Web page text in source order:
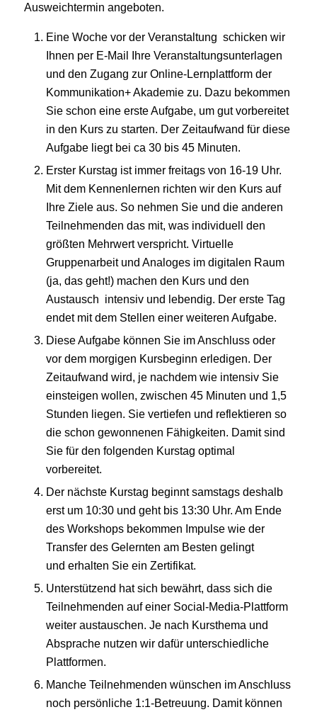
Ausweichtermin angeboten.
Eine Woche vor der Veranstaltung schicken wir
Ihnen per E-Mail Ihre Veranstaltungsunterlagen
und den Zugang zur Online-Lernplattform der
Kommunikation+ Akademie zu. Dazu bekommen
Sie schon eine erste Aufgabe, um gut vorbereitet
in den Kurs zu starten. Der Zeitaufwand für diese
Aufgabe liegt bei ca 30 bis 45 Minuten.
Erster Kurstag ist immer freitags von 16-19 Uhr.
Mit dem Kennenlernen richten wir den Kurs auf
Ihre Ziele aus. So nehmen Sie und die anderen
Teilnehmenden das mit, was individuell den
größten Mehrwert verspricht. Virtuelle
Gruppenarbeit und Analoges im digitalen Raum
(ja, das geht!) machen den Kurs und den
Austausch intensiv und lebendig. Der erste Tag
endet mit dem Stellen einer weiteren Aufgabe.
Diese Aufgabe können Sie im Anschluss oder
vor dem morgigen Kursbeginn erledigen. Der
Zeitaufwand wird, je nachdem wie intensiv Sie
einsteigen wollen, zwischen 45 Minuten und 1,5
Stunden liegen. Sie vertiefen und reflektieren so
die schon gewonnenen Fähigkeiten. Damit sind
Sie für den folgenden Kurstag optimal
vorbereitet.
Der nächste Kurstag beginnt samstags deshalb
erst um 10:30 und geht bis 13:30 Uhr. Am Ende
des Workshops bekommen Impulse wie der
Transfer des Gelernten am Besten gelingt
und erhalten Sie ein Zertifikat.
Unterstützend hat sich bewährt, dass sich die
Teilnehmenden auf einer Social-Media-Plattform
weiter austauschen. Je nach Kursthema und
Absprache nutzen wir dafür unterschiedliche
Plattformen.
Manche Teilnehmenden wünschen im Anschluss
noch persönliche 1:1-Betreuung. Damit können